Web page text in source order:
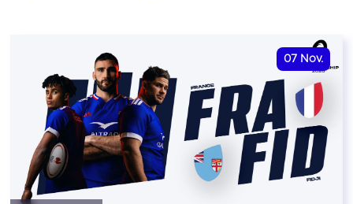
07 Nov.